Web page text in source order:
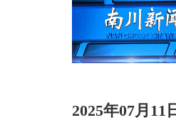
2025年07月11